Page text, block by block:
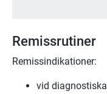
Remissrutiner
Remissindikationer:
vid